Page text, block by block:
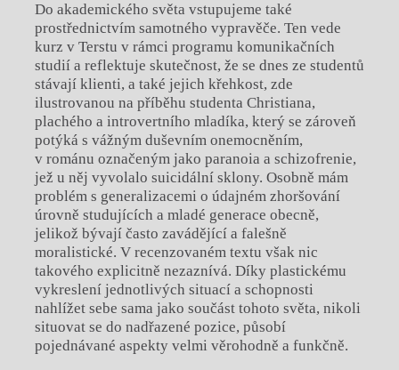
Do akademického světa vstupujeme také
prostřednictvím samotného vypravěče. Ten vede
kurz v Terstu v rámci programu komunikačních
studií a reflektuje skutečnost, že se dnes ze studentů
stávají klienti, a také jejich křehkost, zde
ilustrovanou na příběhu studenta Christiana,
plachého a introvertního mladíka, který se zároveň
potýká s vážným duševním onemocněním,
v románu označeným jako paranoia a schizofrenie,
jež u něj vyvolalo suicidální sklony. Osobně mám
problém s generalizacemi o údajném zhoršování
úrovně studujících a mladé generace obecně,
jelikož bývají často zavádějící a falešně
moralistické. V recenzovaném textu však nic
takového explicitně nezaznívá. Díky plastickému
vykreslení jednotlivých situací a schopnosti
nahlížet sebe sama jako součást tohoto světa, nikoli
situovat se do nadřazené pozice, působí
pojednávané aspekty velmi věrohodně a funkčně.